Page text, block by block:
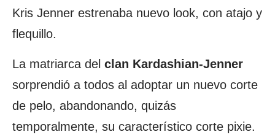
Kris Jenner estrenaba nuevo look, con atajo y
flequillo.
La matriarca del clan Kardashian-Jenner
sorprendió a todos al adoptar un nuevo corte
de pelo, abandonando, quizás
temporalmente, su característico corte pixie.